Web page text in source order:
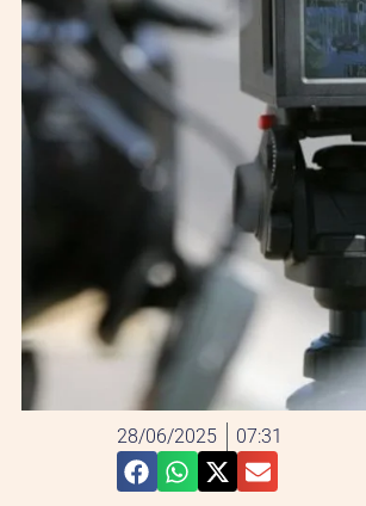
28/06/2025 07:31